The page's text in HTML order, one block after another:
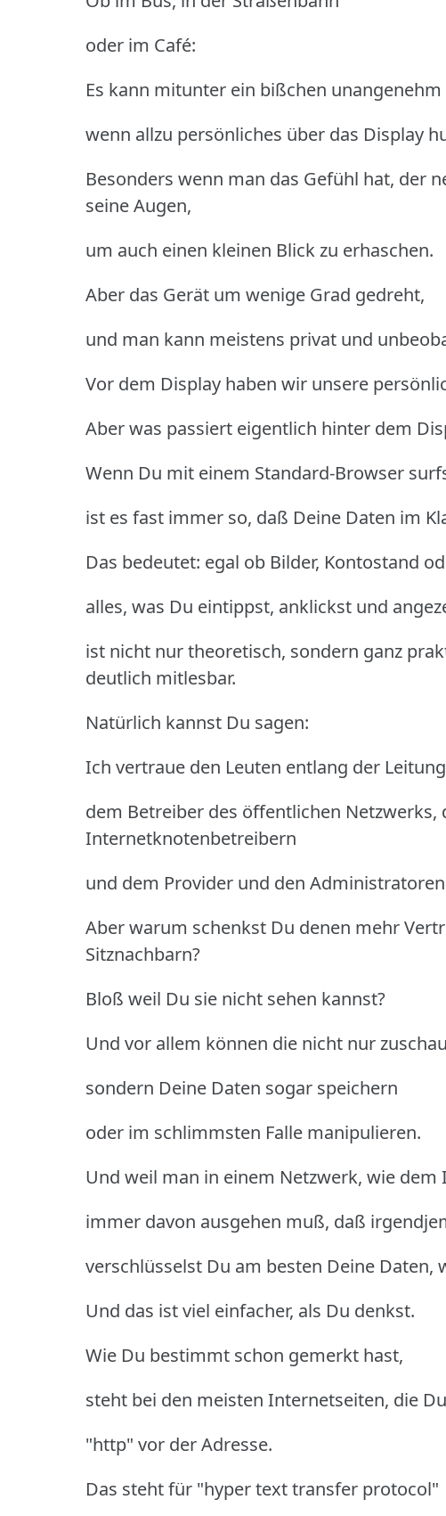
oder im Café:
Es kann mitunter ein bißchen unangenehm
wenn allzu persönliches über das Display
Besonders wenn man das Gefühl hat, der
seine Augen,
um auch einen kleinen Blick zu erhaschen.
Aber das Gerät um wenige Grad gedreht,
und man kann meistens privat und
Vor dem Display haben wir unsere
Aber was passiert eigentlich hinter dem
Wenn Du mit einem Standard-Browser
ist es fast immer so, daß Deine Daten im
Das bedeutet: egal ob Bilder, Kontostand
alles, was Du eintippst, anklickst und
ist nicht nur theoretisch, sondern ganz
deutlich mitlesbar.
Natürlich kannst Du sagen:
Ich vertraue den Leuten entlang der
dem Betreiber des öffentlichen
Internetknotenbetreibern
und dem Provider und den
Aber warum schenkst Du denen mehr
Sitznachbarn?
Bloß weil Du sie nicht sehen kannst?
Und vor allem können die nicht nur
sondern Deine Daten sogar speichern
oder im schlimmsten Falle manipulieren.
Und weil man in einem Netzwerk, wie dem
immer davon ausgehen muß, daß
verschlüsselst Du am besten Deine
Und das ist viel einfacher, als Du denkst.
Wie Du bestimmt schon gemerkt hast,
steht bei den meisten Internetseiten, die
"http" vor der Adresse.
Das steht für "hyper text transfer protocol"